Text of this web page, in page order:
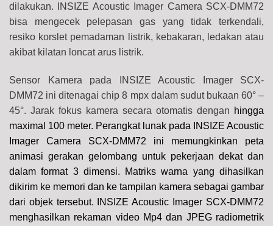
dilakukan. INSIZE Acoustic Imager Camera SCX-DMM72
bisa mengecek pelepasan gas yang tidak terkendali,
resiko korslet pemadaman listrik, kebakaran, ledakan atau
akibat kilatan loncat arus listrik.
Sensor Kamera pada INSIZE Acoustic Imager SCX-
DMM72 ini ditenagai chip 8 mpx dalam sudut bukaan 60° –
45°. Jarak fokus kamera secara otomatis dengan hingga
maximal 100 meter. Perangkat lunak pada INSIZE Acoustic
Imager Camera SCX-DMM72 ini memungkinkan peta
animasi gerakan gelombang untuk pekerjaan dekat dan
dalam format 3 dimensi. Matriks warna yang dihasilkan
dikirim ke memori dan ke tampilan kamera sebagai gambar
dari objek tersebut. INSIZE Acoustic Imager SCX-DMM72
menghasilkan rekaman video Mp4 dan JPEG radiometrik